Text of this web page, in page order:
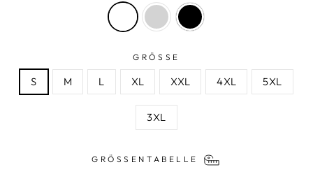
GRÖSSE
S M L XL XXL 4XL 5XL
3XL
GRÖSSENTABELLE